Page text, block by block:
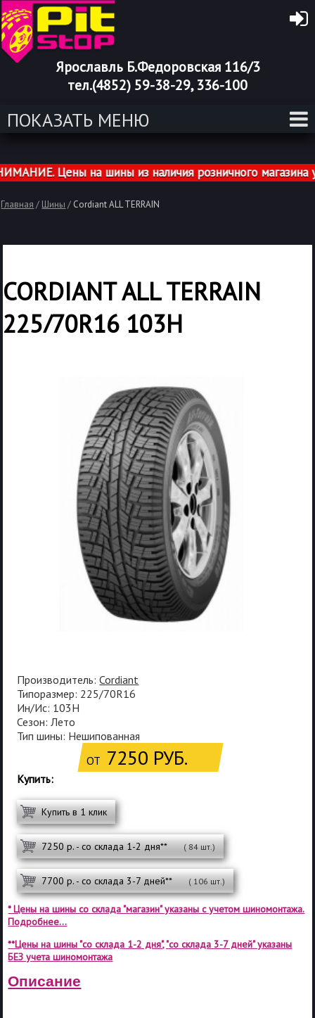
Ярославль Б.Федоровская 116/3
тел.(4852) 59-38-29, 336-100
ПОКАЗАТЬ МЕНЮ
Цены на шины из наличия розничного магазина
Главная / Шины / Cordiant ALL TERRAIN
CORDIANT ALL TERRAIN
225/70R16 103H
Производитель:Cordiant
Типоразмер: 225/70R16
Ин/Ис: 103H
Сезон: Лето
Тип шины: Нешипованная
ОТ 7250 РУБ.
Купить:
Купить в 1 клик
7250 р. - со склада 1-2 дня** ( 84 шт.)
7700 р. - со склада 3-7 дней** ( 106 шт.)
* Цены на шины со склада "магазин" указаны с учетом шиномонтажа.
Подробнее...
**Цены на шины "со склада 1-2 дня", "со склада 3-7 дней" указаны
БЕЗ учета шиномонтажа
Описание